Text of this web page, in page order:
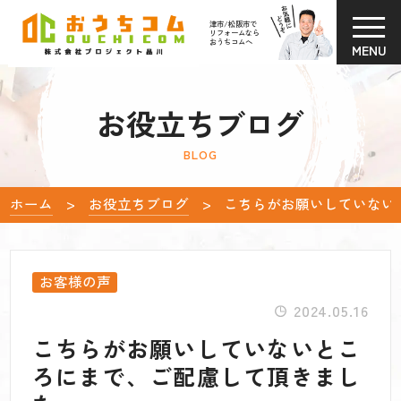
津市/松阪市で
リフォームなら
おうちコムへ
MENU
お役立ちブログ
BLOG
ホーム お役立ちブログ こちらがお願いしていな
お客様の声
2024.05.16
こちらがお願いしていないとこ
ろにまで、ご配慮して頂きまし